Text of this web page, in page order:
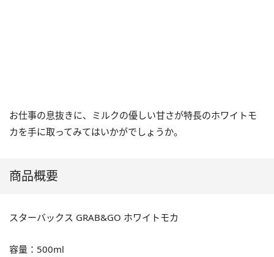
お仕事の息抜きに、ミルクの優しい甘さが特長のホワイトモ
カを手に取ってみてはいかがでしょうか。
商品概要
スターバックス GRAB&GO ホワイトモカ
容量：500ml